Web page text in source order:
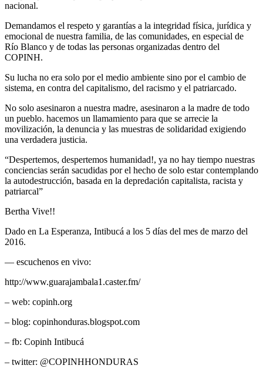
nacional.
Demandamos el respeto y garantías a la integridad física, jurídica y
emocional de nuestra familia, de las comunidades, en especial de
Río Blanco y de todas las personas organizadas dentro del
COPINH.
Su lucha no era solo por el medio ambiente sino por el cambio de
sistema, en contra del capitalismo, del racismo y el patriarcado.
No solo asesinaron a nuestra madre, asesinaron a la madre de todo
un pueblo. hacemos un llamamiento para que se arrecie la
movilización, la denuncia y las muestras de solidaridad exigiendo
una verdadera justicia.
“Despertemos, despertemos humanidad!, ya no hay tiempo nuestras
conciencias serán sacudidas por el hecho de solo estar contemplando
la autodestrucción, basada en la depredación capitalista, racista y
patriarcal”
Bertha Vive!!
Dado en La Esperanza, Intibucá a los 5 días del mes de marzo del
2016.
— escuchenos en vivo:
http://www.guarajambala1.caster.fm/
– web: copinh.org
– blog: copinhonduras.blogspot.com
– fb: Copinh Intibucá
– twitter: @COPINHHONDURAS